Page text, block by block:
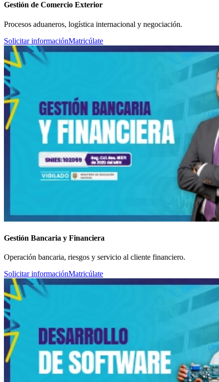
Gestión de Comercio Exterior
Procesos aduaneros, logística internacional y negociación.
Solicitar informaciónMatricúlate
Gestión Bancaria y Financiera
Operación bancaria, riesgos y servicio al cliente financiero.
Solicitar informaciónMatricúlate